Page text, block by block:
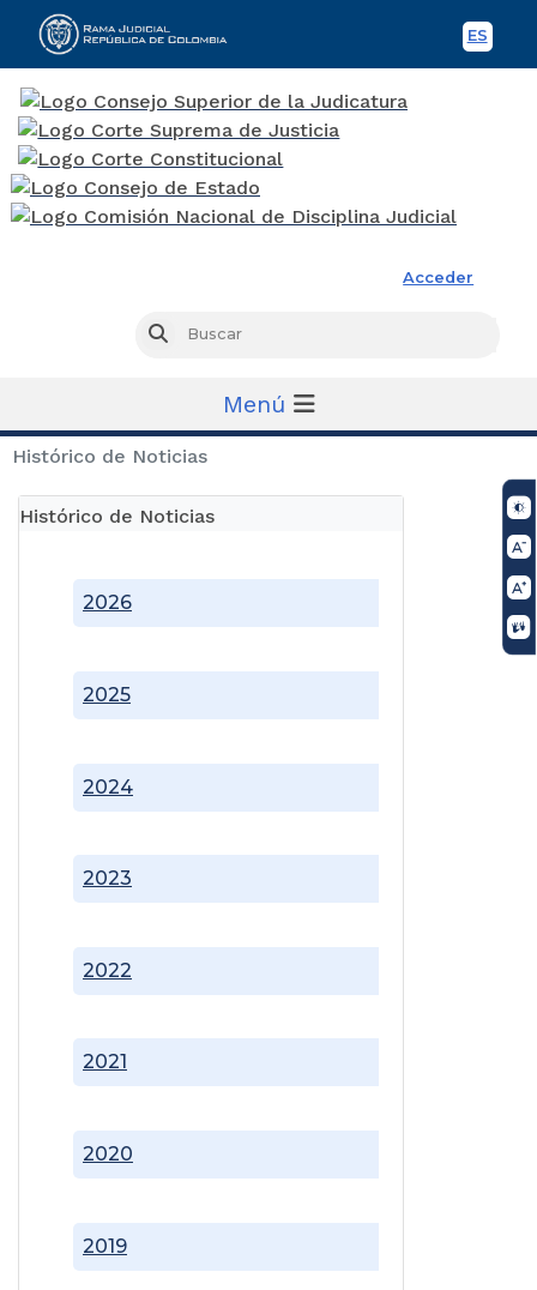
ES
Acceder
Buscar
Menú
Histórico de Noticias
Histórico de Noticias
2019
2020
2021
2022
2023
2024
2025
2026